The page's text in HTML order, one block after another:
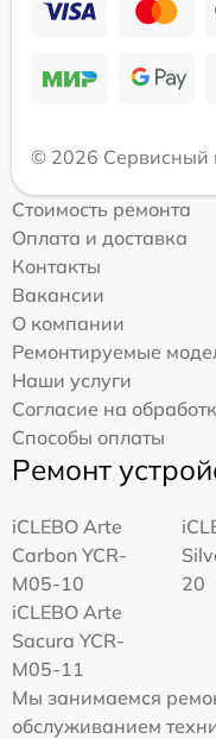
© 2026 Сервисный
Стоимость ремонта
Оплата и доставка
Контакты
Вакансии
О компании
Ремонтируемые
Наши услуги
Согласие на
Способы оплаты
Ремонт
iCLEBO Arte
Carbon YCR-
M05-10
20
iCLEBO Arte
Sacura YCR-
M05-11
Мы занимаемся
обслуживанием